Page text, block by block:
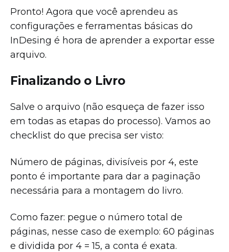
Pronto! Agora que você aprendeu as
configurações e ferramentas básicas do
InDesing é hora de aprender a exportar esse
arquivo.
Finalizando o Livro
Salve o arquivo (não esqueça de fazer isso
em todas as etapas do processo). Vamos ao
checklist do que precisa ser visto:
Número de páginas, divisíveis por 4, este
ponto é importante para dar a paginação
necessária para a montagem do livro.
Como fazer: pegue o número total de
páginas, nesse caso de exemplo: 60 páginas
e dividida por 4 = 15, a conta é exata.